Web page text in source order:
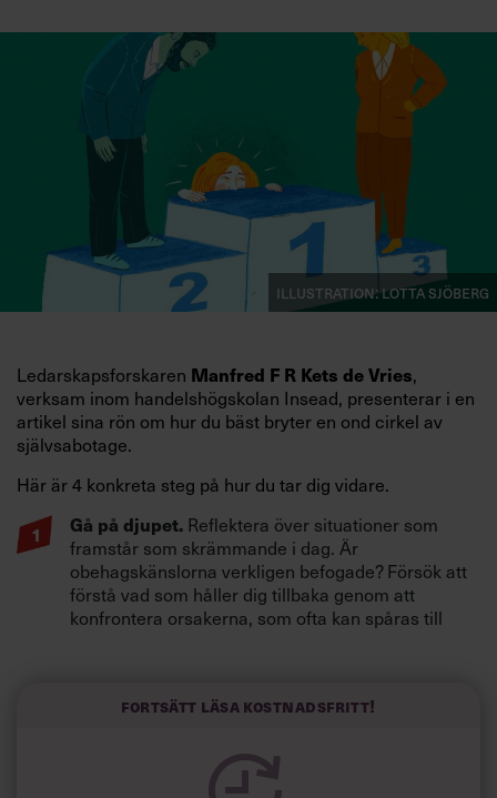
Logga in
Prenumerera
Illustration: Lotta Sjöberg
Ledarskapsforskaren Manfred F R Kets de Vries,
verksam inom handelshögskolan Insead, presenterar i en
artikel sina rön om hur du bäst bryter en ond cirkel av
självsabotage.
Här är 4 konkreta steg på hur du tar dig vidare.
Gå på djupet. Reflektera över situationer som
framstår som skrämmande i dag. Är
obehagskänslorna verkligen befogade? Försök att
förstå vad som håller dig tillbaka genom att
konfrontera orsakerna, som ofta kan spåras till
kan lika gärna betraktas som fruktbara lärdomar
människorna kan utgöra en kraft. Släpp fram
positiviteten i din inre röst, bekräfta dina styrkor,
Fortsätt läsa kostnadsfritt!